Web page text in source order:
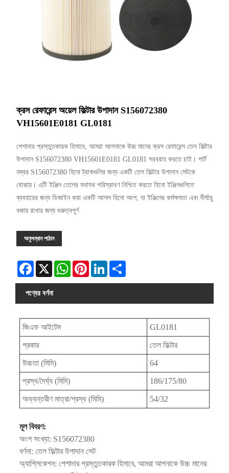
ক্রস রেফারেন্স অয়েল ফিল্টার উপাদান S156072380
VH15601E0181 GL0181
পেশাদার প্রস্তুতকারক হিসাবে, আমরা আপনাকে উচ্চ মানের ক্রস রেফারেন্স তেল ফিল্টার
উপাদান S156072380 VH15601E0181 GL0181 সরবরাহ করতে চাই। পার্ট
নম্বর S156072380 হিনো ট্রাকগুলির জন্য একটি তেল ফিল্টার উপাদান সেটকে
বোঝায়। এটি ইঞ্জিন তেলের যথাযথ পরিস্রাবণ নিশ্চিত করতে হিনো ইঞ্জিনগুলিতে
ব্যবহারের জন্য ডিজাইন করা একটি আসল হিনো অংশ, যা ইঞ্জিনের কর্মক্ষমতা এবং দীর্ঘায়ু
বজায় রাখার জন্য গুরুত্বপূর্ণ
অনুসন্ধান পাঠান
Facebook
X WhatsAppPinterestLinkedIn
পণ্যের বর্ণনা
জিএফ আইটেম GL0181
প্রকার তেল ফিল্টার
উচ্চতা (মিমি) 64
প্রস্থ/দৈর্ঘ্য (মিমি) 186/175/80
অভ্যন্তরীণ মাত্রা/প্রস্থ (মিমি) 54/32
মূল বিবরণ:
অংশ সংখ্যা: S156072380
বর্ণনা: তেল ফিল্টার উপাদান সেট
অ্যাপ্লিকেশন: পেশাদার প্রস্তুতকারক হিসাবে, আমরা আপনাকে উচ্চ মানের